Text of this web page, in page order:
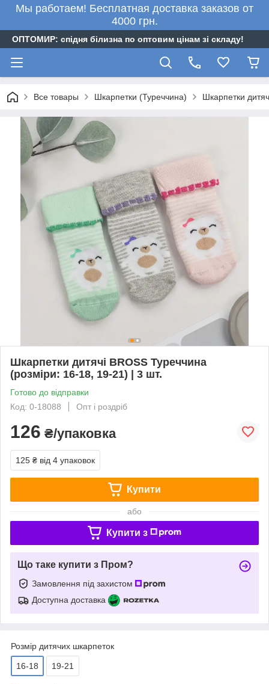
Мы работаем! Бесплатная доставка заказов от
4000 грн.
ОПТОМИР: спідня білизна по оптовим цінам зі складу!
Все товары Шкарпетки (Туреччина) Шкарпетки
Шкарпетки дитячі BROSS Туреччина
(розміри: 16-18, 19-21) | 3 шт.
Готово до відправки
Код: 0-18088
Опт і роздріб
126 ₴/упаковка
125 ₴ від 4 упаковок
Купити
або
Купити з
Що таке купити з Пром?
Замовлення під захистом
Доступна доставка
Розмір дитячих шкарпеток
16-18 19-21